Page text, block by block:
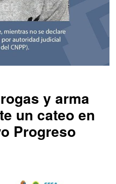
y arma
un cateo en
Progreso